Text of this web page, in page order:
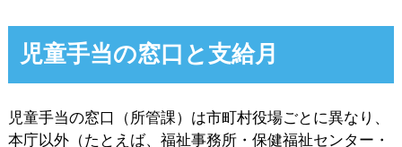
児童手当の窓口と支給月
児童手当の窓口（所管課）は市町村役場ごとに異なり、
本庁以外（たとえば、福祉事務所・保健福祉センター・